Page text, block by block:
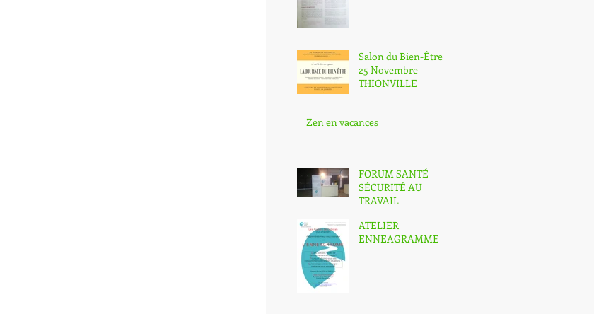
Salon du Bien-Être
25 Novembre -
THIONVILLE
Zen en vacances
FORUM SANTÉ-
SÉCURITÉ AU
TRAVAIL
ATELIER
ENNEAGRAMME